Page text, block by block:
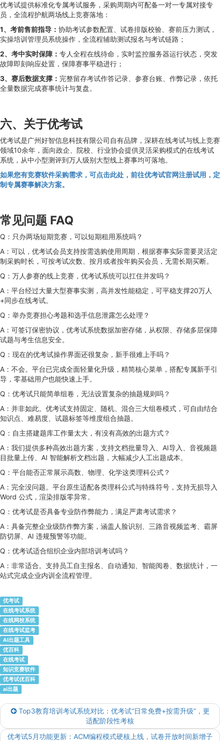
优考试提供标准化专属考试服务，采购周期内可配备一对一专属对接专
员，全流程护航两场线上竞赛落地：
1、考前售前指导： 协助考试参数配置、试卷排版校验、赛前压力测试，
实操培训管理员系统操作，全流程辅助测试报名与考试链路；
2、考中实时保障： 专人全程在线待命，实时监控服务器运行状态，突发
故障即刻响应处置，保障赛事平稳进行；
3、赛后数据支撑： 完整留存考试作答记录、参赛台账、作弊记录，依托
全量数据完成赛事统计与复盘。
六、关于优考试
优考试是广州好智信息科技有限公司自有品牌，深耕在线考试与线上竞赛
领域10余年，面向政企、院校、行业协会提供灵活采购模式的在线考试
系统，从中小型测评到万人级别大型线上赛事均可落地。
如果您有竞赛软件采购需求，可点击此处，前往优考试官网注册试用，定
制专属赛事解决方案。
常见问题 FAQ
Q：只办两场短期竞赛，可以短期租用系统吗？
A：可以，优考试会员支持按需选购使用周期，根据赛事实际需要灵活定
制采购时长，可按考试次数、按月或者按年购买会员，无需长期买断。
Q：万人参赛的线上竞赛，优考试系统可以扛住并发吗？
A：平台经过大量大型赛事实测，高并发性能稳定，可平稳支撑20万人
+同步在线考试。
Q：举办竞赛担心考题和选手信息泄露怎么处理？
A：可签订保密协议，优考试系统数据加密存储，从权限、存储多层保障
试题与考生信息安全。
Q：现在的优考试操作界面还很复杂，新手很难上手吗？
A：不会。平台已完成全面轻量化升级，精简核心菜单，搭配专属新手引
导，零基础用户也能快速上手。
Q：优考试只能简单组卷，无法设置复杂的抽题规则吗？
A：并非如此。优考试支持固定、随机、混合三大组卷模式，可自由结合
知识点、难易度、试题标签等维度组合抽题。
Q：自主搭建题库工作量太大，有没有高效的出题方式？
A：我们提供多种高效出题方案，支持文档批量导入、AI导入、音视频题
目批量上传、AI 智能解析文档出题，大幅减少人工出题成本。
Q：平台能否正常展示高数、物理、化学这类理科公式？
A：完全没问题。平台原生适配各类理科公式与特殊符号，支持无损导入
Word 公式，渲染排版零异常。
Q：优考试是否具备专业防作弊能力，满足严肃考试需求？
A：具备完整企业级防作弊方案，涵盖人脸识别、三路音视频监考、霸屏
防切屏、AI 违规预警等功能。
Q：优考试适合组织企业内部培训考试吗？
A：非常适合。支持员工自主报名、自动通知、智能阅卷、数据统计，一
站式完成企业内训全流程管理。
优考试
在线考试系统
在线网校系统
在线考试监考
AI出题工具
优百科
在线考试
知识竞赛软件
优考试优百科
ai出题
Top3教育培训考试系统对比：优考试“日常免费+按需升级”，更
适配阶段性考核
优考试5月功能更新：ACM编程模式硬核上线，试卷开放时间新增子